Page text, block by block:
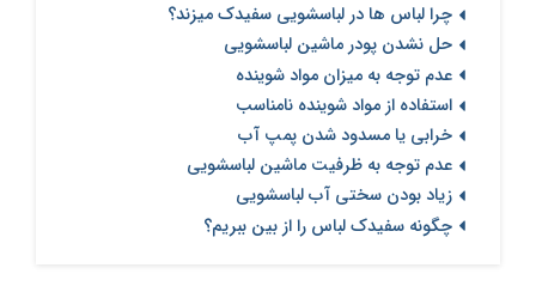
چرا لباس ها در لباسشویی سفیدک میزند؟
حل نشدن پودر ماشین لباسشویی
عدم توجه به میزان مواد شوینده
استفاده از مواد شوینده نامناسب
خرابی یا مسدود شدن پمپ آب
عدم توجه به ظرفیت ماشین لباسشویی
زیاد بودن سختی آب لباسشویی
چگونه سفیدک لباس را از بین ببریم؟